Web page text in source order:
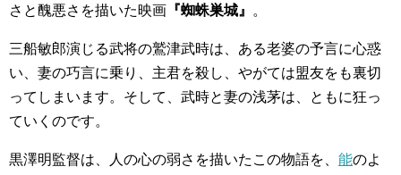
さと醜悪さを描いた映画 『蜘蛛巣城』 。
三船敏郎演じる武将の鷲津武時は、ある老婆の予言に心惑
い、妻の巧言に乗り、主君を殺し、やがては盟友をも裏切
ってしまいます。そして、武時と妻の浅茅は、ともに狂っ
ていくのです。
黒澤明監督は、人の心の弱さを描いたこの物語を、 能のよ